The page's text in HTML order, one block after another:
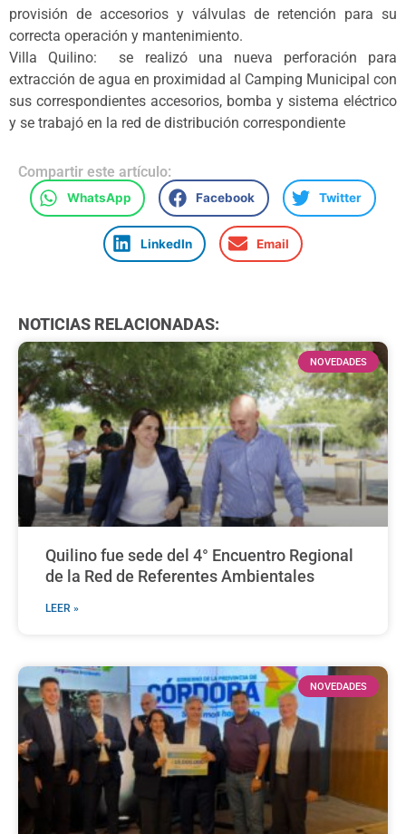
provisión de accesorios y válvulas de retención para su
correcta operación y mantenimiento.
Villa Quilino: se realizó una nueva perforación para
extracción de agua en proximidad al Camping Municipal con
sus correspondientes accesorios, bomba y sistema eléctrico
y se trabajó en la red de distribución correspondiente
Compartir este artículo:
WhatsApp Facebook Twitter
LinkedIn Email
NOTICIAS RELACIONADAS:
NOVEDADES
Quilino fue sede del 4° Encuentro Regional
de la Red de Referentes Ambientales
LEER »
NOVEDADES